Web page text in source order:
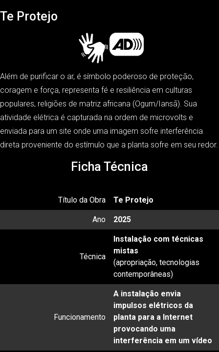
Te Protejo
Além de purificar o ar, é símbolo poderoso de proteção,
coragem e força, representa fé e resiliência em culturas
populares, religiões de matriz africana (Ogum/Iansã). Sua
atividade elétrica é capturada na ordem de microvolts e
enviada para um site onde uma imagem sofre interferência
direta proveniente do estímulo que a planta sofre em seu redor.
Ficha Técnica
Título da Obra Te Protejo
Ano 2025
Técnica
Instalação com técnicas
mistas
(apropriação, tecnologias
contemporâneas)
Funcionamento
A instalação envia
impulsos elétricos da
planta para a Internet
provocando uma
interferência em um vídeo